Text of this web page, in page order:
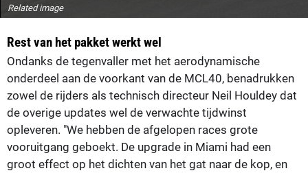
Related image
Rest van het pakket werkt wel
Ondanks de tegenvaller met het aerodynamische
onderdeel aan de voorkant van de MCL40, benadrukken
zowel de rijders als technisch directeur Neil Houldey dat
de overige updates wel de verwachte tijdwinst
opleveren. "We hebben de afgelopen races grote
vooruitgang geboekt. De upgrade in Miami had een
groot effect op het dichten van het gat naar de kop, en